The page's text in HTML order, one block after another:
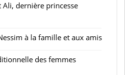
Ali, dernière princesse
à la famille et aux amis
des femmes